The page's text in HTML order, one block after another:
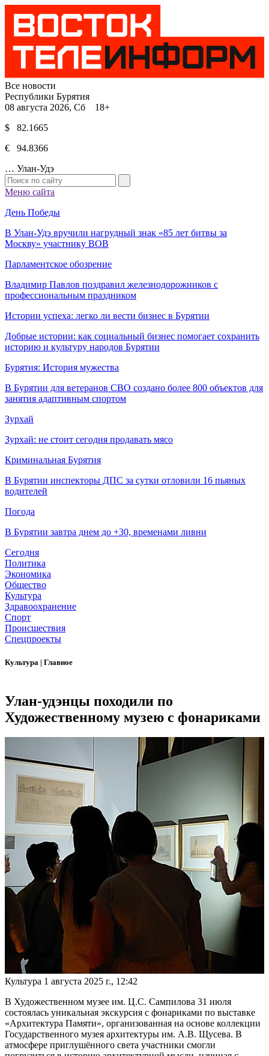
Все новости
Республики Бурятия
08 августа 2026, Сб 18+
$ 82.1665
€ 94.8366
… Улан-Удэ
Меню сайта
День Победы
В Улан-Удэ вручили нагрудный знак «85 лет битвы за
Москву» участнику ВОВ
Парламентское обозрение
Владимир Павлов поздравил железнодорожников с
профессиональным праздником
Истории успеха: легко ли вести бизнес в Бурятии
Добрые истории: как социальный бизнес помогает сохранить
историю и культуру народов Бурятии
Бурятия: История мужества
В Бурятии для ветеранов СВО создано более 800 объектов для
занятия адаптивным спортом
Зурхай
Зурхай: не стоит сегодня продавать мясо
Криминальная Бурятия
В Бурятии инспекторы ДПС за сутки отловили 16 пьяных
водителей
Погода
В Бурятии завтра днем до +30, временами ливни
Сегодня
Политика
Экономика
Общество
Культура
Здравоохранение
Спорт
Происшествия
Спецпроекты
Культура | Главное
Улан-удэнцы походили по
Художественному музею с фонариками
Культура 1 августа 2025 г., 12:42
В Художественном музее им. Ц.С. Сампилова 31 июля
состоялась уникальная экскурсия с фонариками по выставке
«Архитектура Памяти», организованная на основе коллекции
Государственного музея архитектуры им. А.В. Щусева. В
атмосфере приглушённого света участники смогли